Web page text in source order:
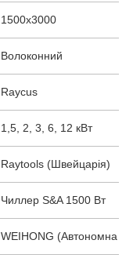
1500х3000
Волоконний
Raycus
1,5, 2, 3, 6, 12 кВт
Raytools (Швейцарія)
Чиллер S&A 1500 Вт
WEIHONG (Автономна